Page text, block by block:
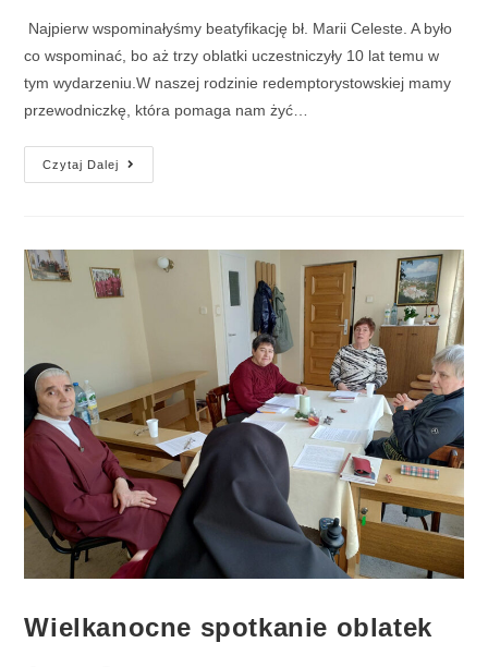
Najpierw wspominałyśmy beatyfikację bł. Marii Celeste. A było
co wspominać, bo aż trzy oblatki uczestniczyły 10 lat temu w
tym wydarzeniu.W naszej rodzinie redemptorystowskiej mamy
przewodniczkę, która pomaga nam żyć…
Czytaj Dalej
Wielkanocne spotkanie oblatek